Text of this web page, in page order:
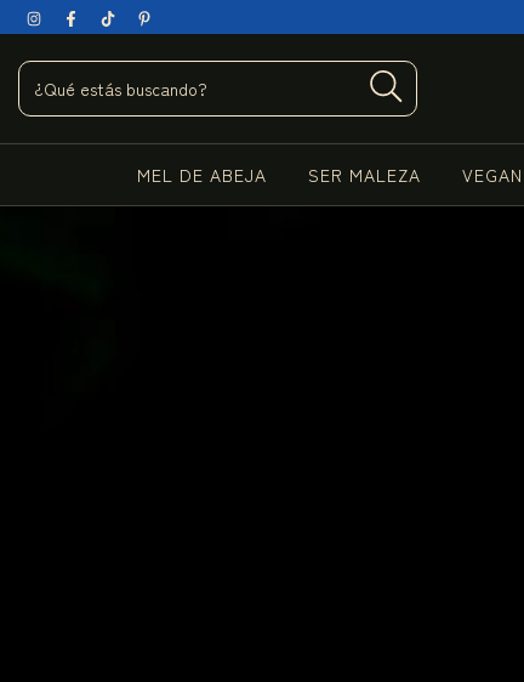
MEL DE ABEJA SER MALEZA VEGAN